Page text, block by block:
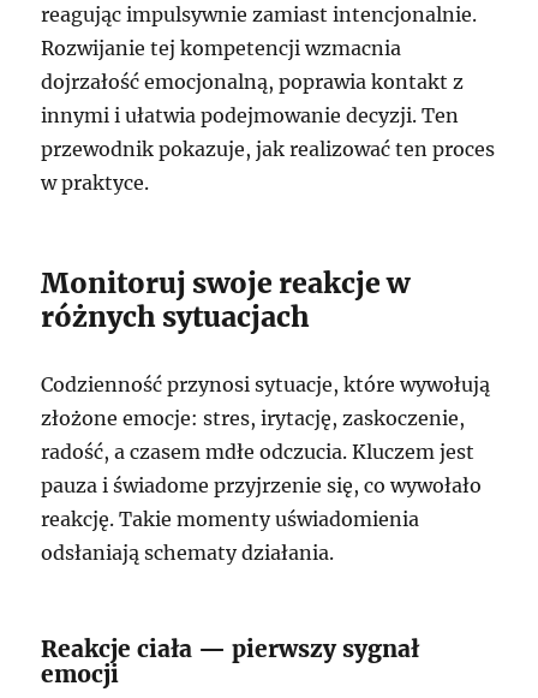
reagując impulsywnie zamiast intencjonalnie.
Rozwijanie tej kompetencji wzmacnia
dojrzałość emocjonalną, poprawia kontakt z
innymi i ułatwia podejmowanie decyzji. Ten
przewodnik pokazuje, jak realizować ten proces
w praktyce.
Monitoruj swoje reakcje w
różnych sytuacjach
Codzienność przynosi sytuacje, które wywołują
złożone emocje: stres, irytację, zaskoczenie,
radość, a czasem mdłe odczucia. Kluczem jest
pauza i świadome przyjrzenie się, co wywołało
reakcję. Takie momenty uświadomienia
odsłaniają schematy działania.
Reakcje ciała — pierwszy sygnał
emocji